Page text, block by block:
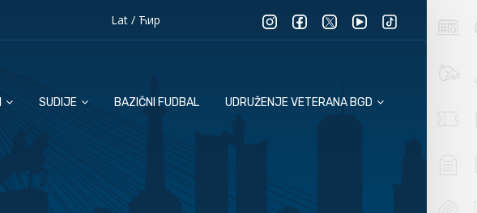
Lat/ Ћир
SUDIJE BAZIČNI FUDBAL UDRUŽENJE VETERANA BGD